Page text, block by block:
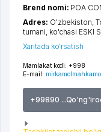
Mamlakat kodi: +998
E-mail:
+99890
Brend nomi: POA
Adres: O'zbekiston,
tumani, ko'chasi ESKI
Xaritada ko'rsatish